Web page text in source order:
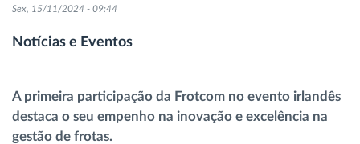
Gestão de tarefas
Controlo de acesso
Sex, 15/11/2024 - 09:44
Notícias e Eventos
A primeira participação da Frotcom no evento irlandês
destaca o seu empenho na inovação e excelência na
gestão de frotas.